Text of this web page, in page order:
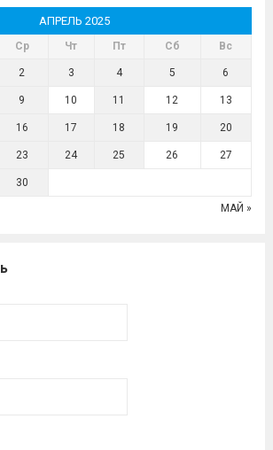
АПРЕЛЬ 2025
Ср Чт Пт Сб Вс
2 3 4 5 6
9 10 11 12 13
16 17 18 19 20
23 24 25 26 27
30
МАЙ »